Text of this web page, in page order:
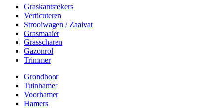
Graskantstekers
Verticuteren
Strooiwagen / Zaaivat
Grasmaaier
Grasscharen
Gazonrol
Trimmer
Grondboor
Tuinhamer
Voorhamer
Hamers